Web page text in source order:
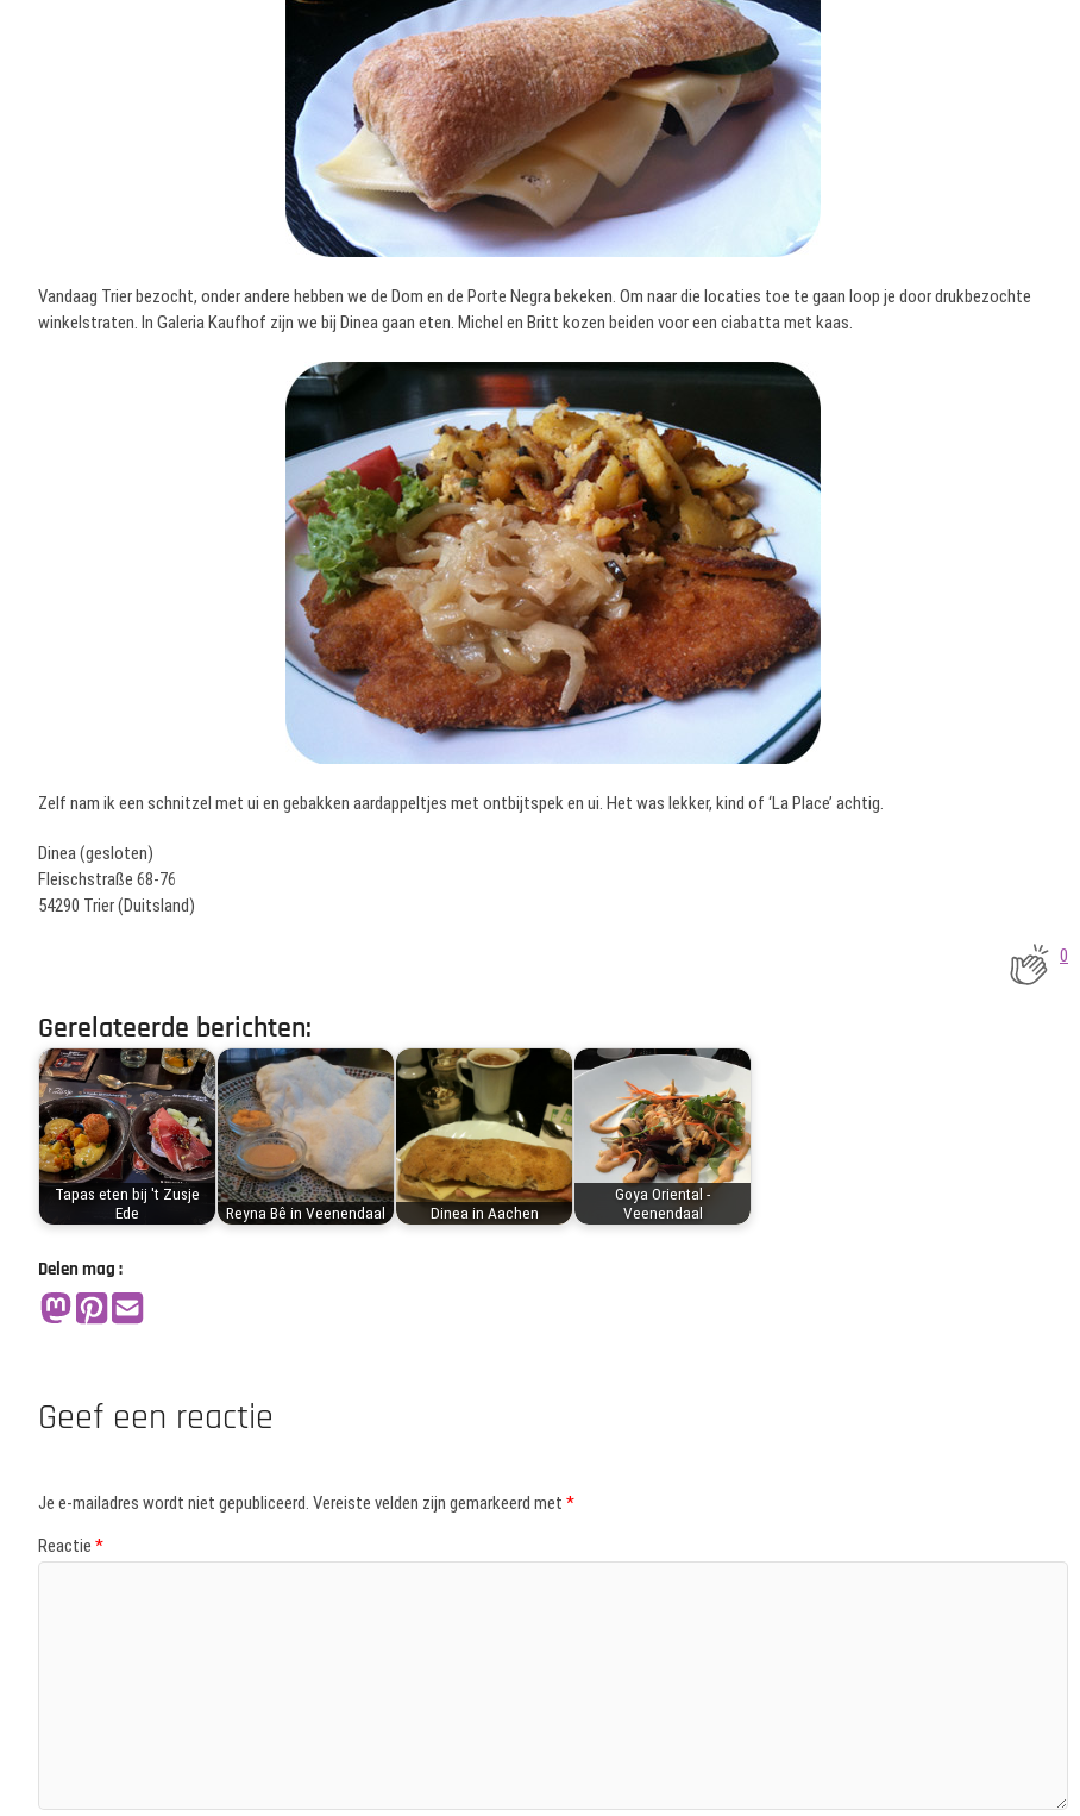
Vandaag Trier bezocht, onder andere hebben we de Dom en de Porte Negra bekeken. Om naar die locaties toe te gaan loop je door drukbezochte
winkelstraten. In Galeria Kaufhof zijn we bij Dinea gaan eten. Michel en Britt kozen beiden voor een ciabatta met kaas.
Zelf nam ik een schnitzel met ui en gebakken aardappeltjes met ontbijtspek en ui. Het was lekker, kind of ‘La Place’ achtig.
Dinea (gesloten)
Fleischstraße 68-76
54290 Trier (Duitsland)
0
Gerelateerde berichten:
Tapas eten bij 't Zusje
Ede
Reyna Bê in Veenendaal Dinea in Aachen
Goya Oriental -
Veenendaal
Delen mag :
Geef een reactie
Je e-mailadres wordt niet gepubliceerd. Vereiste velden zijn gemarkeerd met *
Reactie *